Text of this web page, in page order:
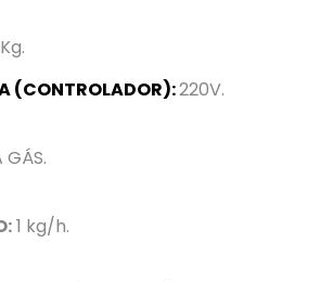
(CONTROLADOR):220V.
GÁS.
1 kg/h.